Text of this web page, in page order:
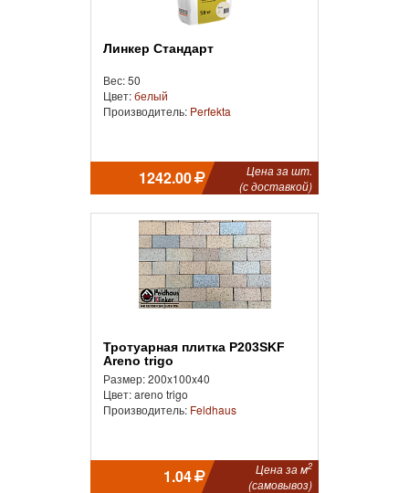
Линкер Стандарт
Вес: 50
Цвет:белый
Производитель: Perfekta
1242.00
Цена за шт.
(с доставкой)
Тротуарная плитка P203SKF
Areno trigo
Размер: 200x100x40
Цвет: areno trigo
Производитель: Feldhaus
1.04 Цена за м2
(самовывоз)